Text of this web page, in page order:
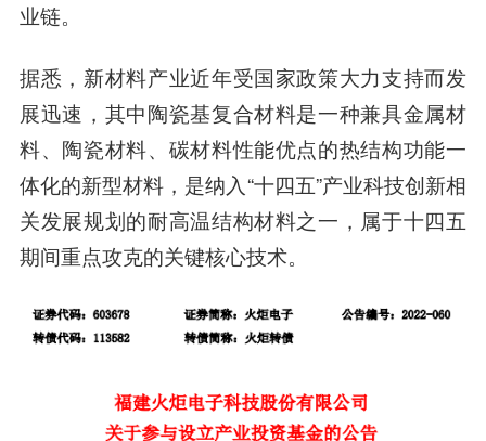
业链。
据悉，新材料产业近年受国家政策大力支持而发
展迅速，其中陶瓷基复合材料是一种兼具金属材
料、陶瓷材料、碳材料性能优点的热结构功能一
体化的新型材料，是纳入“十四五”产业科技创新相
关发展规划的耐高温结构材料之一，属于十四五
期间重点攻克的关键核心技术。